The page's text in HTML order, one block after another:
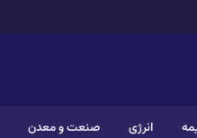
انرژی صنعت و معدن